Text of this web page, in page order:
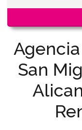
San